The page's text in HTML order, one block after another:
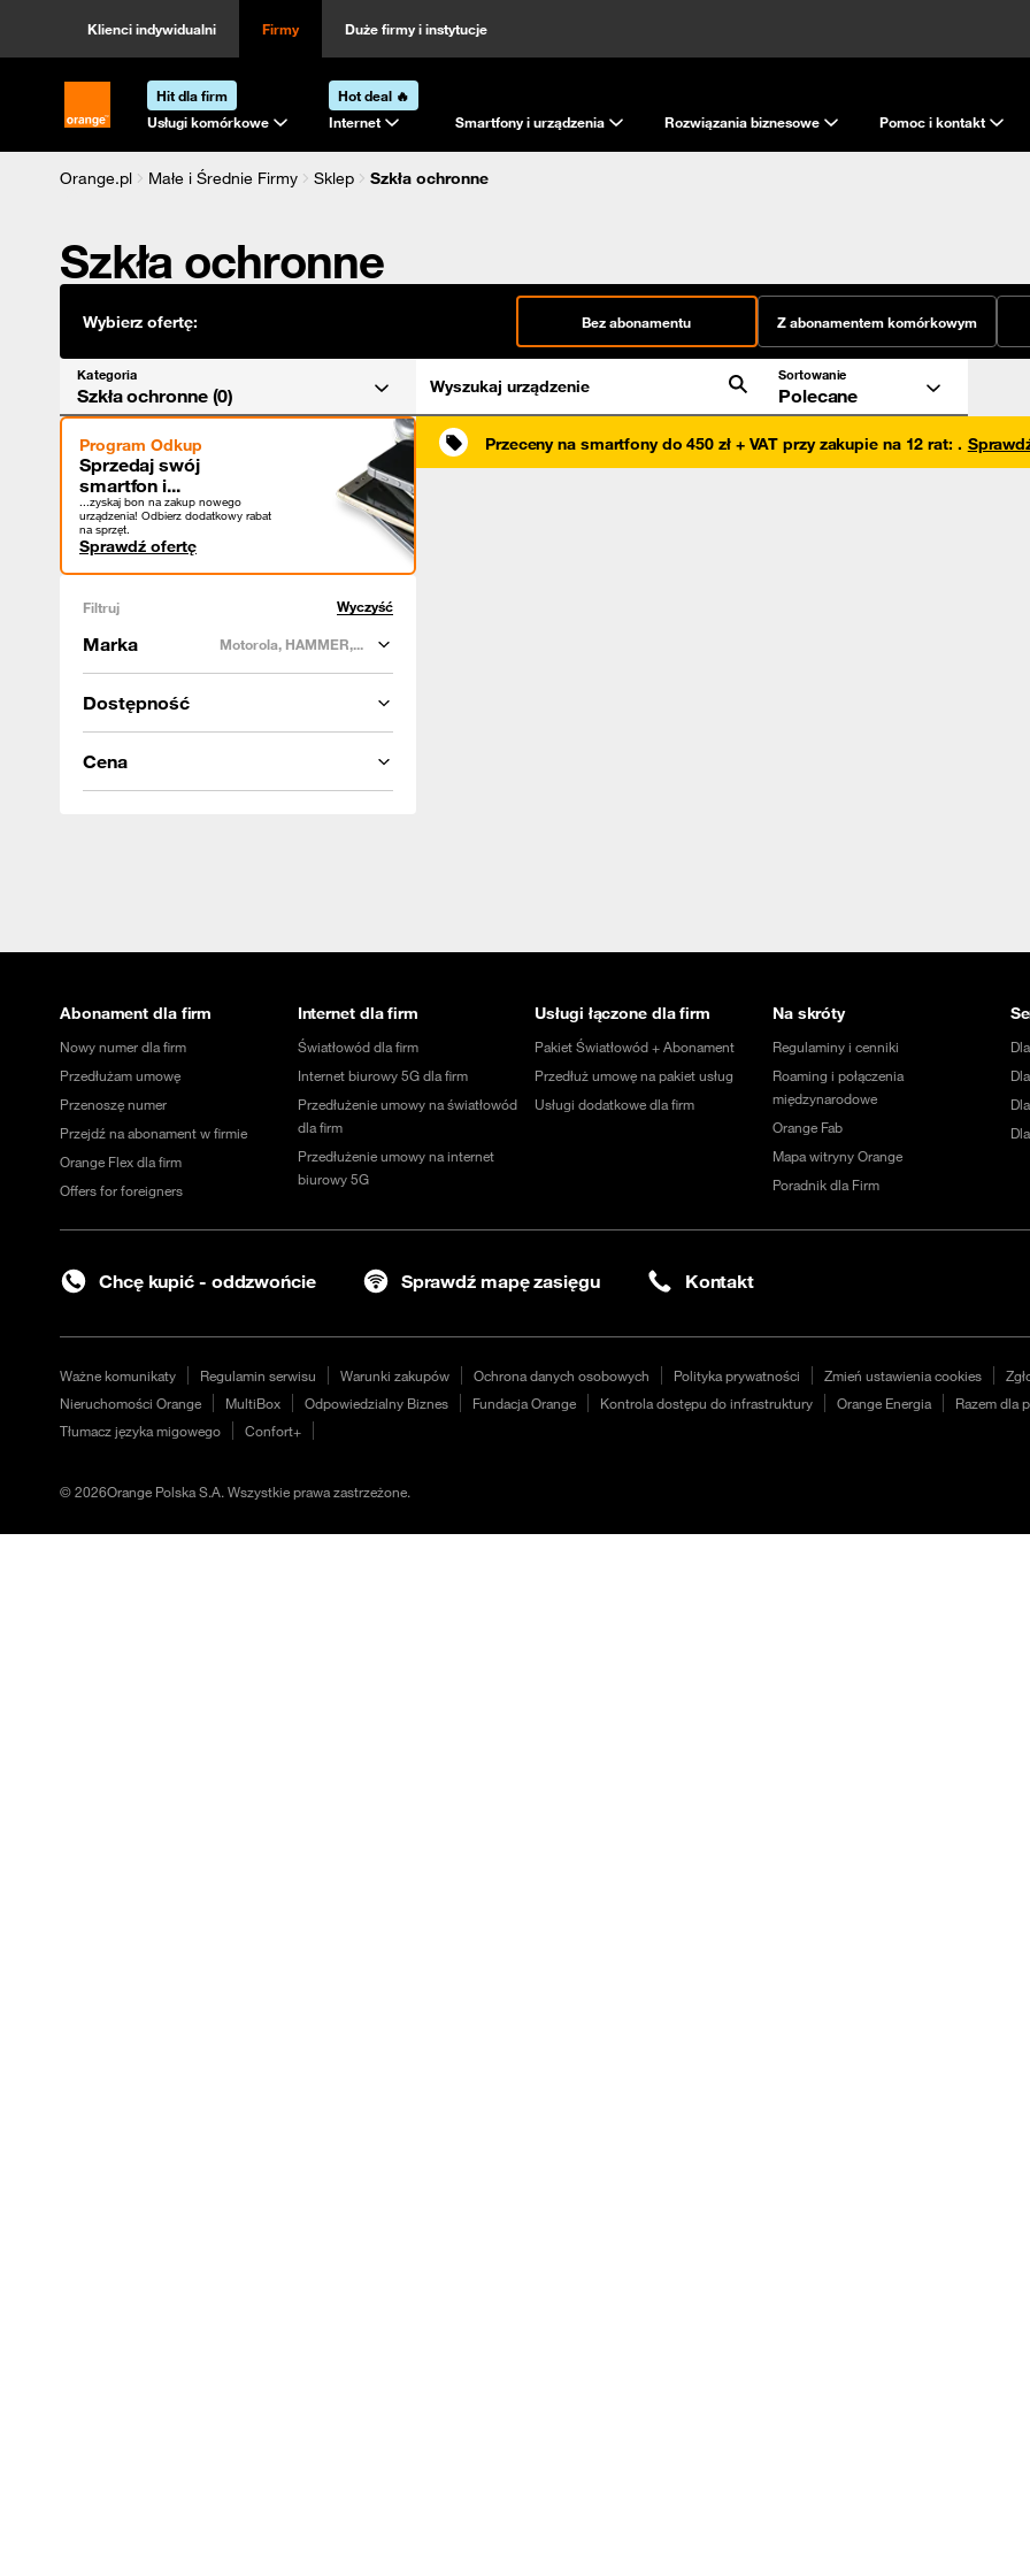
Klienci indywidualni Firmy Duże firmy i instytucje
Strona główna Orange.pl
Hit dla firm
Usługi komórkowe
Hot deal 🔥
Internet
Smartfony i urządzenia Rozwiązania biznesowe Pomoc i kontakt
Orange.pl Małe i Średnie Firmy Sklep
Szkła ochronne
Szkła ochronne
Wybierz ofertę: Bez abonamentu Z abonamentem komórkowym
Kategoria
Szkła ochronne (0) Wyszukaj urządzenie
Sortowanie
Polecane
Program Odkup
Sprzedaj swój
smartfon i...
...zyskaj bon na zakup nowego
urządzenia! Odbierz dodatkowy rabat
na sprzęt.
Sprawdź ofertę
Filtruj Wyczyść
Marka Motorola, HAMMER,...
Dostępność
Cena
Przeceny na smartfony do 450 zł + VAT przy zakupie na 12 rat: .
Abonament dla firm
Nowy numer dla firm
Przedłużam umowę
Przenoszę numer
Przejdź na abonament w firmie
Orange Flex dla firm
Offers for foreigners
Internet dla firm
Światłowód dla firm
Internet biurowy 5G dla firm
Przedłużenie umowy na światłowód
dla firm
Przedłużenie umowy na internet
biurowy 5G
Usługi łączone dla firm
Pakiet Światłowód + Abonament
Przedłuż umowę na pakiet usług
Usługi dodatkowe dla firm
Na skróty
Regulaminy i cenniki
Roaming i połączenia
międzynarodowe
Orange Fab
Mapa witryny Orange
Poradnik dla Firm
Chcę kupić - oddzwońcie Sprawdź mapę zasięgu Kontakt
Ważne komunikaty Regulamin serwisu Warunki zakupów Ochrona danych osobowych Polityka prywatności Zmień ustawienia cookies
Nieruchomości Orange
MultiBox Odpowiedzialny Biznes Fundacja Orange Kontrola dostępu do infrastruktury Orange Energia Razem dla
Tłumacz języka migowego
Confort+
©2026Orange Polska S.A. Wszystkie prawa zastrzeżone.